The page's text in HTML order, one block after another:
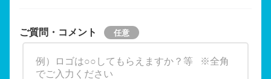
ご質問・コメント